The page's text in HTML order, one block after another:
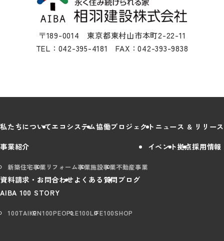
〒189-0014 東京都東村山市本町2-22-11
TEL：042-395-4181 FAX：042-393-9838
私たちについてエコシステム協働プロジェクト ニュース & リリース
事業紹介
新築住宅事業 リフォーム事業施設事業不動産事業
イベント拠点採用情報
資料請求・お問合わせ よくある質問 ブログ
AIBA 100 STORY
100TAIKEN100PEOPLE100LIFE100SHOP